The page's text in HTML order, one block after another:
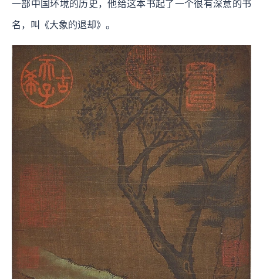
一部中国环境的历史，他给这本书起了一个很有深意的书
名，叫《大象的退却》。